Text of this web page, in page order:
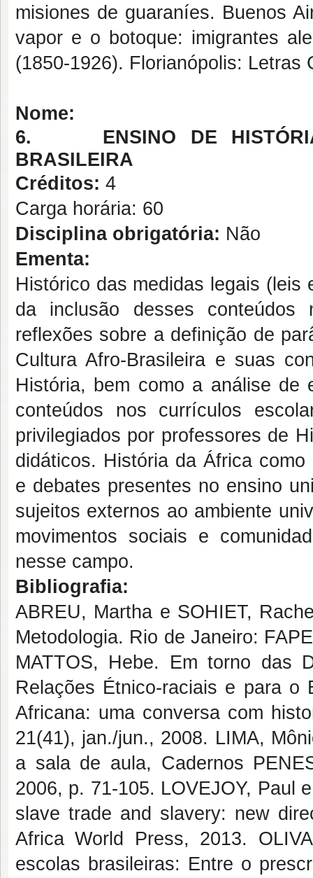
misiones de guaraníes. Buenos
vapor e o botoque: imigrantes
(1850-1926). Florianópolis: Letras
Nome:
6. ENSINO DE
BRASILEIRA
Créditos: 4
Carga horária: 60
Disciplina obrigatória: Não
Ementa:
Histórico das medidas legais (leis
da inclusão desses
reflexões sobre a definição de
Cultura Afro-Brasileira e suas
História, bem como a análise de
conteúdos nos currículos
privilegiados por professores de
didáticos. História da África
e debates presentes no ensino
sujeitos externos ao ambiente
movimentos sociais e
nesse campo.
Bibliografia:
ABREU, Martha e SOHIET,
Metodologia. Rio de Janeiro:
MATTOS, Hebe. Em torno das
Relações Étnico-raciais e para o
Africana: uma conversa com
21(41), jan./jun., 2008. LIMA,
a sala de aula, Cadernos
2006, p. 71-105. LOVEJOY, Paul
slave trade and slavery: new
Africa World Press, 2013.
escolas brasileiras: Entre o